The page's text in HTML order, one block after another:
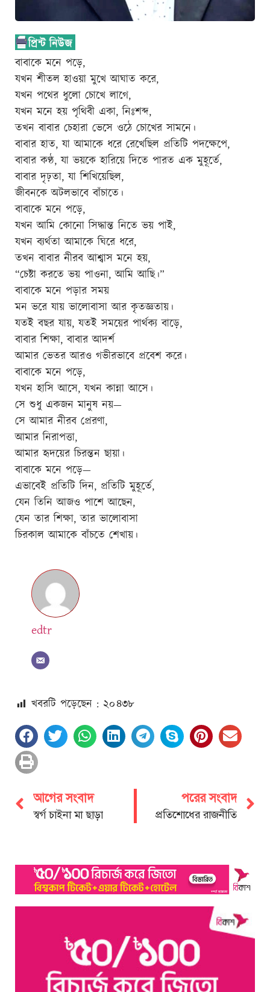
বাবাকে মনে পড়ে,
যখন শীতল হাওয়া মুখে আঘাত করে,
যখন পথের ধুলো চোখে লাগে,
যখন মনে হয় পৃথিবী একা, নিঃশব্দ,
তখন বাবার চেহারা ভেসে ওঠে চোখের সামনে।
বাবার হাত, যা আমাকে ধরে রেখেছিল প্রতিটি পদক্ষেপে,
বাবার কণ্ঠ, যা ভয়কে হারিয়ে দিতে পারত এক মুহূর্তে,
বাবার দৃঢ়তা, যা শিখিয়েছিল,
জীবনকে অটলভাবে বাঁচাতে।
বাবাকে মনে পড়ে,
যখন আমি কোনো সিদ্ধান্ত নিতে ভয় পাই,
যখন ব্যর্থতা আমাকে ঘিরে ধরে,
তখন বাবার নীরব আশ্বাস মনে হয়,
“চেষ্টা করতে ভয় পাওনা, আমি আছি।”
বাবাকে মনে পড়ার সময়
মন ভরে যায় ভালোবাসা আর কৃতজ্ঞতায়।
যতই বছর যায়, যতই সময়ের পার্থক্য বাড়ে,
বাবার শিক্ষা, বাবার আদর্শ
আমার ভেতর আরও গভীরভাবে প্রবেশ করে।
বাবাকে মনে পড়ে,
যখন হাসি আসে, যখন কান্না আসে।
সে শুধু একজন মানুষ নয়—
সে আমার নীরব প্রেরণা,
আমার নিরাপত্তা,
আমার হৃদয়ের চিরন্তন ছায়া।
বাবাকে মনে পড়ে—
এভাবেই প্রতিটি দিন, প্রতিটি মুহূর্তে,
যেন তিনি আজও পাশে আছেন,
যেন তার শিক্ষা, তার ভালোবাসা
চিরকাল আমাকে বাঁচতে শেখায়।
edtr
খবরটি পড়েছেন : ২০৪৩৮
আগের সংবাদ
স্বর্গ চাইনা মা ছাড়া
পরের সংবাদ
প্রতিশোধের রাজনীতি